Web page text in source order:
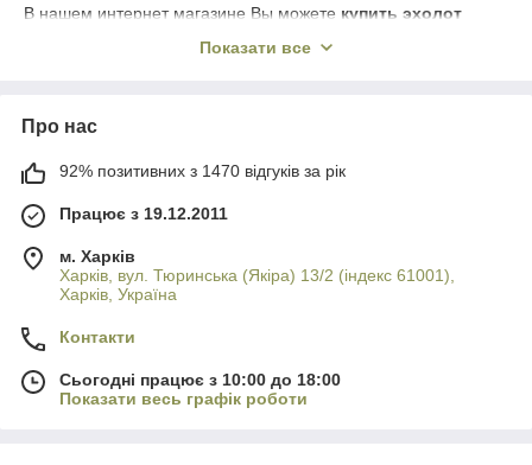
В нашем интернет магазине Вы можете купить эхолот
Показати все
Про нас
92% позитивних з 1470 відгуків за рік
Працює з 19.12.2011
м. Харків
Харків, вул. Тюринська (Якіра) 13/2 (індекс 61001),
Харків, Україна
Контакти
Сьогодні працює з 10:00 до 18:00
Показати весь графік роботи